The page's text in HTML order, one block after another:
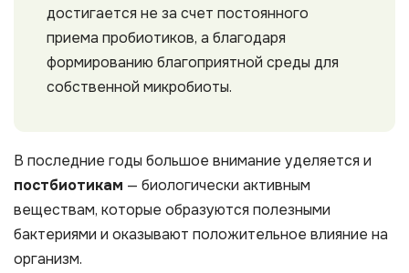
достигается не за счет постоянного
приема пробиотиков, а благодаря
формированию благоприятной среды для
собственной микробиоты.
В последние годы большое внимание уделяется и
постбиотикам — биологически активным
веществам, которые образуются полезными
бактериями и оказывают положительное влияние на
организм.